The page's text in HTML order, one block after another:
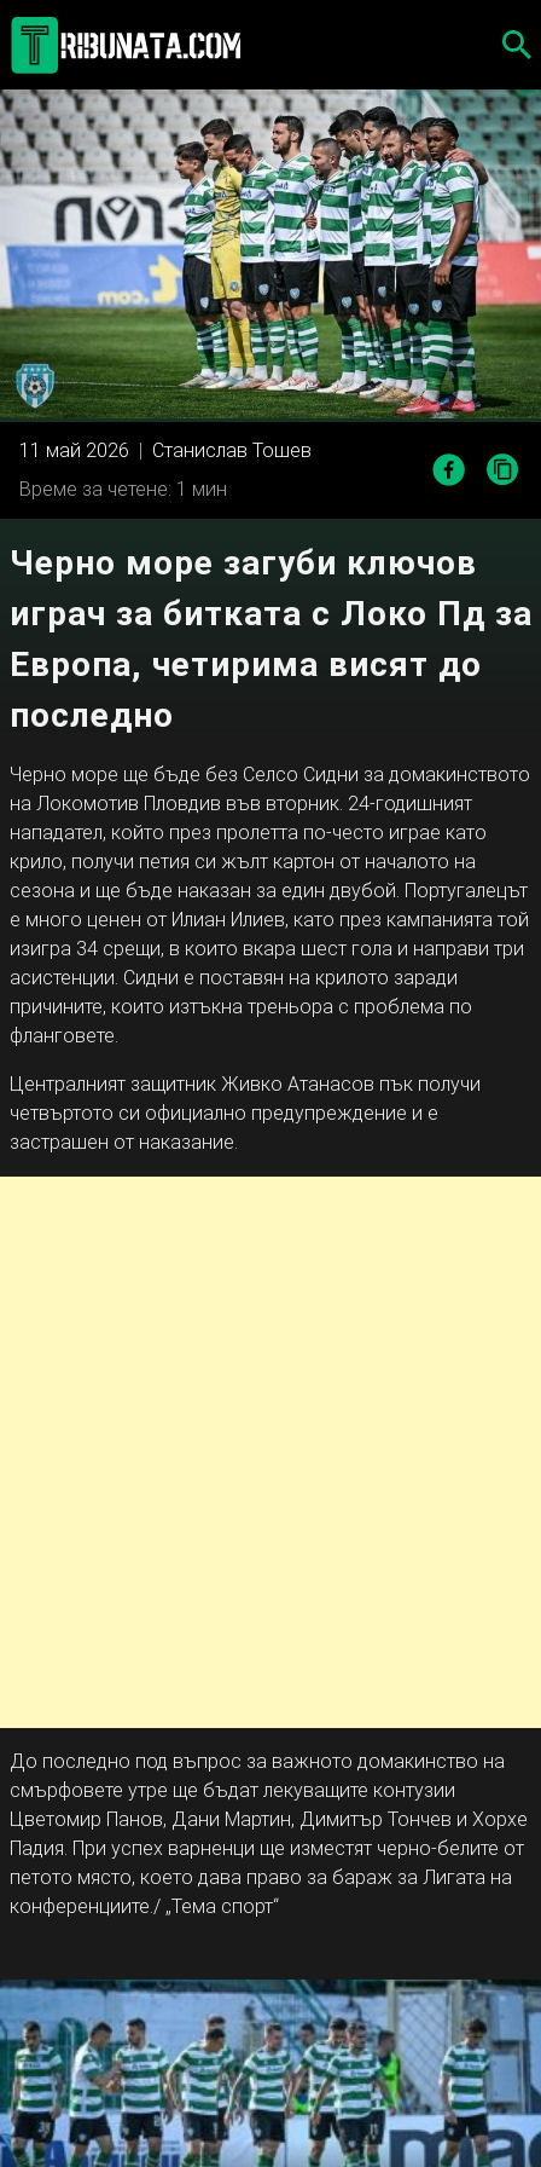
Skip
content
11 май 2026
Станислав Тошев
Време за четене: 1 мин
Черно море загуби ключов
играч за битката с Локо Пд за
Европа, четирима висят до
последно
Черно море ще бъде без Селсо Сидни за домакинството
на Локомотив Пловдив във вторник. 24-годишният
нападател, който през пролетта по-често играе като
крило, получи петия си жълт картон от началото на
сезона и ще бъде наказан за един двубой. Португалецът
е много ценен от Илиан Илиев, като през кампанията той
изигра 34 срещи, в които вкара шест гола и направи три
асистенции. Сидни е поставян на крилото заради
причините, които изтъкна треньора с проблема по
фланговете.
Централният защитник Живко Атанасов пък получи
четвъртото си официално предупреждение и е
застрашен от наказание.
До последно под въпрос за важното домакинство на
смърфовете утре ще бъдат лекуващите контузии
Цветомир Панов, Дани Мартин, Димитър Тончев и Хорхе
Падия. При успех варненци ще изместят черно-белите от
петото място, което дава право за бараж за Лигата на
конференциите./ „Тема спорт“